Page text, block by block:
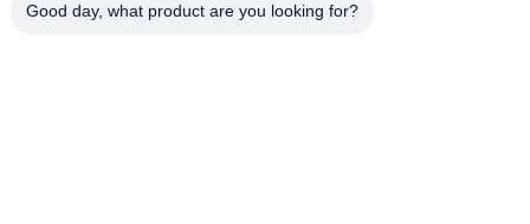
Good day, what product are you looking for?